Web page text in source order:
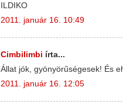
ILDIKO
2011. január 16. 10:49
Cimbilimbi írta...
Állat jók, gyönyörűségesek! És
2011. január 16. 12:05